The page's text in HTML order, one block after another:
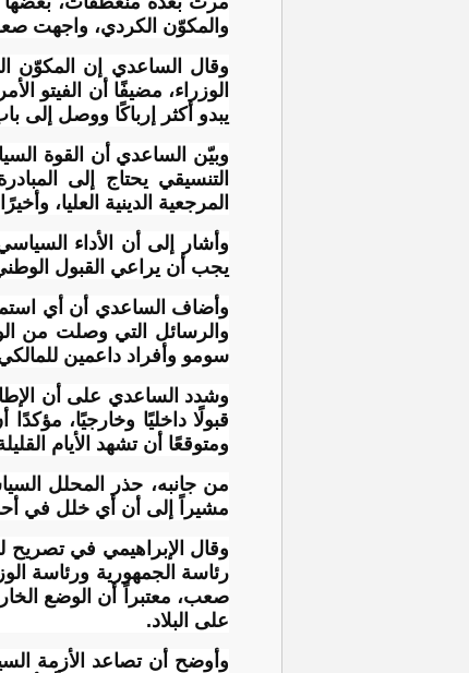
والمكوّن الكردي، واجهت
وقال الساعدي إن المكوّن
الوزراء، مضيفًا أن الفيتو
يبدو أكثر إرباكًا ووصل إلى
وبيّن الساعدي أن القوة
التنسيقي يحتاج إلى
المرجعية الدينية العليا،
وأشار إلى أن الأداء
يجب أن يراعي القبول
وأضاف الساعدي أن أي
والرسائل التي وصلت من
سومو وأفراد داعمين
وشدد الساعدي على أن
قبولًا داخليًا وخارجيًا،
ومتوقعًا أن تشهد الأيام
من جانبه، حذر المحلل
مشيراً إلى أن أي خلل في
وقال الإبراهيمي في تصريح
رئاسة الجمهورية ورئاسة
صعب، معتبراً أن الوضع
على البلاد.
وأوضح أن تصاعد الأزمة